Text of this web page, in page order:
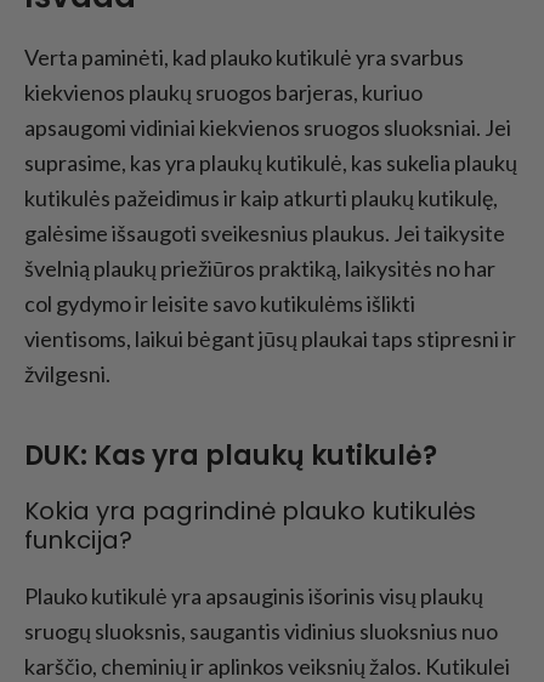
Verta paminėti, kad plauko kutikulė yra svarbus
kiekvienos plaukų sruogos barjeras, kuriuo
apsaugomi vidiniai kiekvienos sruogos sluoksniai. Jei
suprasime, kas yra plaukų kutikulė, kas sukelia plaukų
kutikulės pažeidimus ir kaip atkurti plaukų kutikulę,
galėsime išsaugoti sveikesnius plaukus. Jei taikysite
švelnią plaukų priežiūros praktiką, laikysitės no har
col gydymo ir leisite savo kutikulėms išlikti
vientisoms, laikui bėgant jūsų plaukai taps stipresni ir
žvilgesni.
DUK: Kas yra plaukų kutikulė?
Kokia yra pagrindinė plauko kutikulės
funkcija?
Plauko kutikulė yra apsauginis išorinis visų plaukų
sruogų sluoksnis, saugantis vidinius sluoksnius nuo
karščio, cheminių ir aplinkos veiksnių žalos. Kutikulei